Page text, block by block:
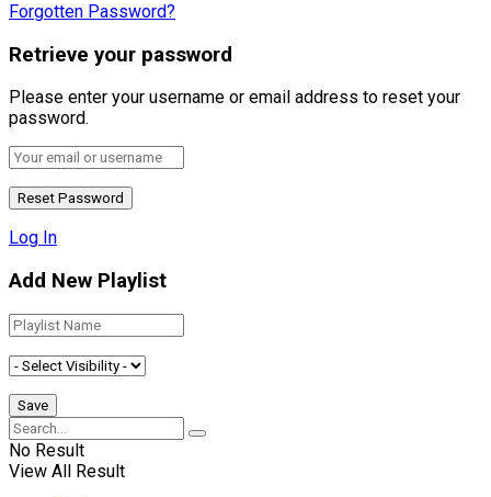
Forgotten Password?
Retrieve your password
Please enter your username or email address to reset your
password.
Log In
Add New Playlist
No Result
View All Result